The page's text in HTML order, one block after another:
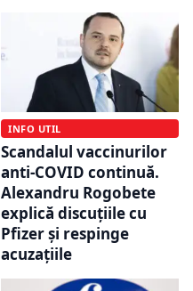
INFO UTIL
Scandalul vaccinurilor
anti-COVID continuă.
Alexandru Rogobete
explică discuțiile cu
Pfizer și respinge
acuzațiile